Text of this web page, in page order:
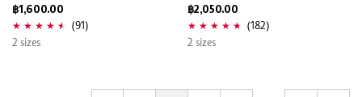
฿1,600.00
(91)
2 sizes
฿2,050.00
(182)
2 sizes